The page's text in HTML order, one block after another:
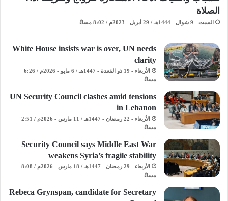
الصلاة
السبت - 9 شوال - 1444هـ / 29 أبريل - 2023م / 8:02 مساءً
White House insists war is over, UN needs
clarity
الأربعاء - 19 ذو القعدة - 1447هـ / 6 مايو - 2026م / 6:26
مساءً
UN Security Council clashes amid tensions
in Lebanon
الأربعاء - 22 رمضان - 1447هـ / 11 مارس - 2026م / 2:51
مساءً
Security Council says Middle East War
weakens Syria’s fragile stability
الأربعاء - 29 رمضان - 1447هـ / 18 مارس - 2026م / 8:08
مساءً
Rebeca Grynspan, candidate for Secretary